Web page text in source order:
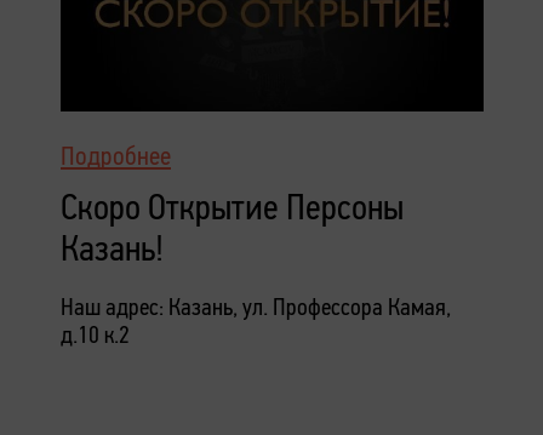
Подробнее
Скоро Открытие Персоны
Казань!
Наш адрес: Казань, ул. Профессора Камая,
д.10 к.2